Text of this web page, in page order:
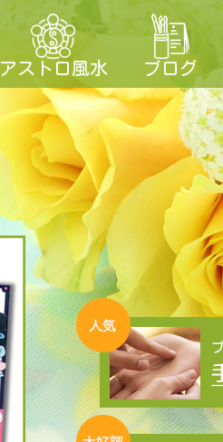
アストロ風水 ブログ